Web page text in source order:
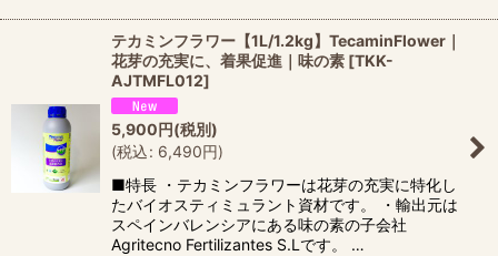
テカミンフラワー【1L/1.2kg】TecaminFlower｜
花芽の充実に、着果促進｜味の素 [TKK-
AJTMFL012]
5,900円(税別)
(税込: 6,490円)
■特長 ・テカミンフラワーは花芽の充実に特化し
たバイオスティミュラント資材です。 ・輸出元は
スペインバレンシアにある味の素の子会社
Agritecno Fertilizantes S.Lです。 …